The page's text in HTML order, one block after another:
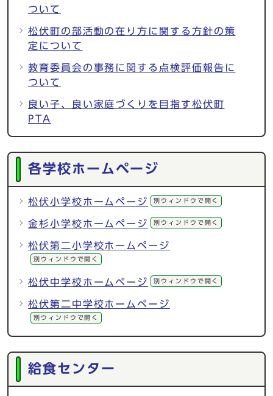
ついて
松伏町の部活動の在り方に関する方針の策
定について
教育委員会の事務に関する点検評価報告に
ついて
良い子、良い家庭づくりを目指す松伏町
PTA
各学校ホームページ
松伏小学校ホームページ 別ウィンドウで開く
金杉小学校ホームページ 別ウィンドウで開く
松伏第二小学校ホームページ
別ウィンドウで開く
松伏中学校ホームページ 別ウィンドウで開く
松伏第二中学校ホームページ
別ウィンドウで開く
給食センター